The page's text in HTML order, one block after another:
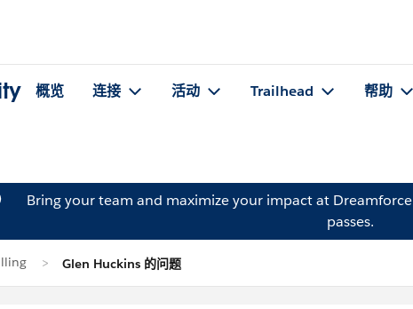
概览 连接 活动 Trailhead 帮助
Bring your team and maximize your impact at
passes.
Glen Huckins 的问题